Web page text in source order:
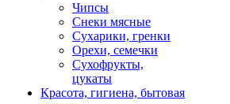
Чипсы
Снеки мясные
Сухарики, гренки
Орехи, семечки
Сухофрукты,
цукаты
Красота, гигиена, бытовая